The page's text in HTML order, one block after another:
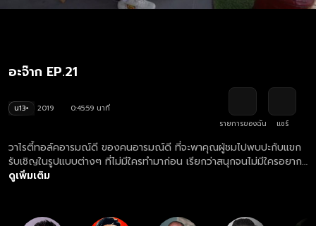
อะจ๊าก EP.21
น13+ 2019
0:45:59 นาที
รายการของฉัน
แชร์
วาไรตี้ทอล์คอารมณ์ดี ของคนอารมณ์ดี ที่จะพาคุณผู้ชมไปพบปะกับแขก
รับเชิญในรูปแบบต่างๆ ที่ไม่มีใครทำมาก่อน เรียกว่าสนุกจนไม่มีใครอยาก
เป็นแขกรับเชิญในรายการเลยทีเดียว แล้วยังมีสถานการณ์หรือภารกิจที่
แจ๊ส ชวนชื่น
ดูเพิ่มเติม